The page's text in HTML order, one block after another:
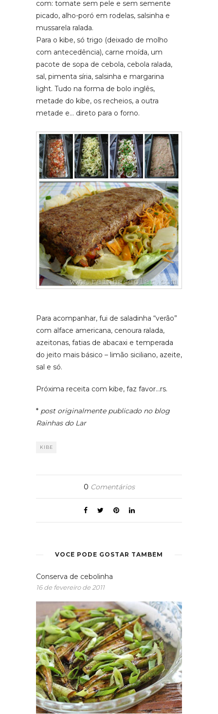
com: tomate sem pele e sem semente
picado, alho-poró em rodelas, salsinha e
mussarela ralada.
Para o kibe, só trigo (deixado de molho
com antecedência), carne moída, um
pacote de sopa de cebola, cebola ralada,
sal, pimenta síria, salsinha e margarina
light. Tudo na forma de bolo inglês,
metade do kibe, os recheios, a outra
metade e… direto para o forno.
Para acompanhar, fui de saladinha “verão”
com alface americana, cenoura ralada,
azeitonas, fatias de abacaxi e temperada
do jeito mais básico – limão siciliano, azeite,
sal e só.
Próxima receita com kibe, faz favor…rs.
* post originalmente publicado no blog
Rainhas do Lar
KIBE
0 Comentários
VOCÊ PODE GOSTAR TAMBÉM
Conserva de cebolinha
16 de fevereiro de 2011